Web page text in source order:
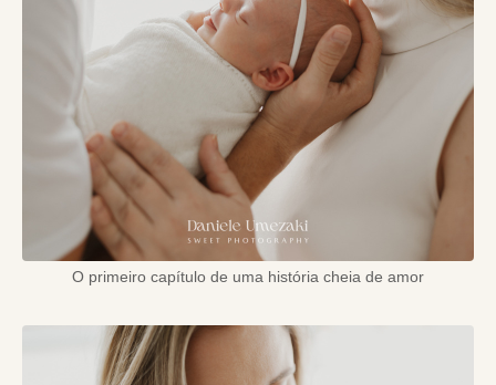
O primeiro capítulo de uma história cheia de amor